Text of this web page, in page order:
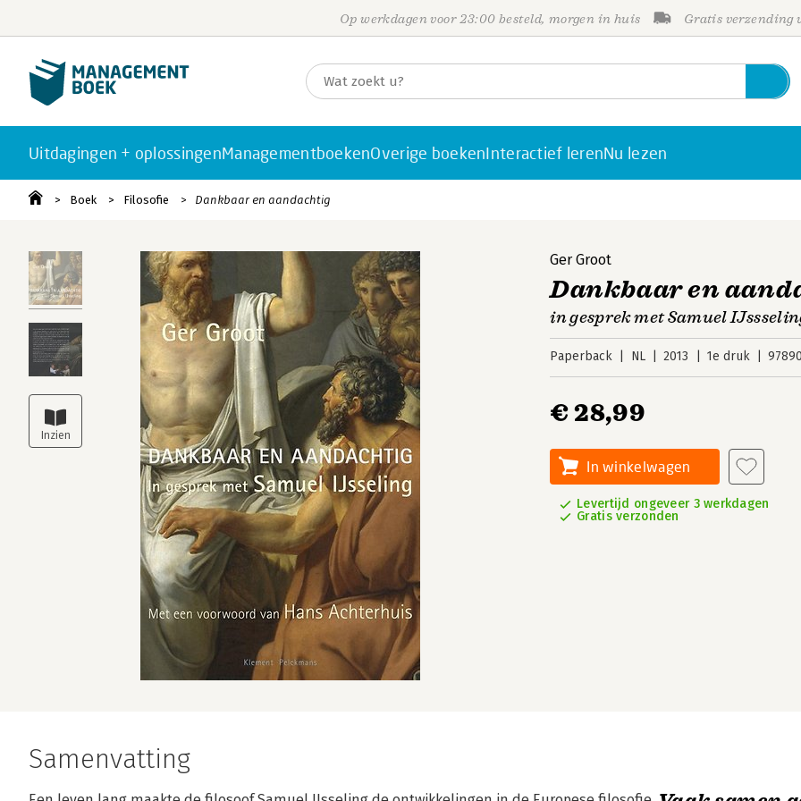
Op werkdagen voor 23:00 besteld, morgen in huis Gratis verzending
Uitdagingen + oplossingenManagementboekenOverige boekenInteractief lerenNu lezen
Boek Filosofie Dankbaar en aandachtig
Ger Groot
Dankbaar en
in gesprek met Samuel
Paperback NL 2013 1e druk
€ 28,99
In winkelwagen
Levertijd ongeveer 3 werkdagen
Gratis verzonden
Samenvatting